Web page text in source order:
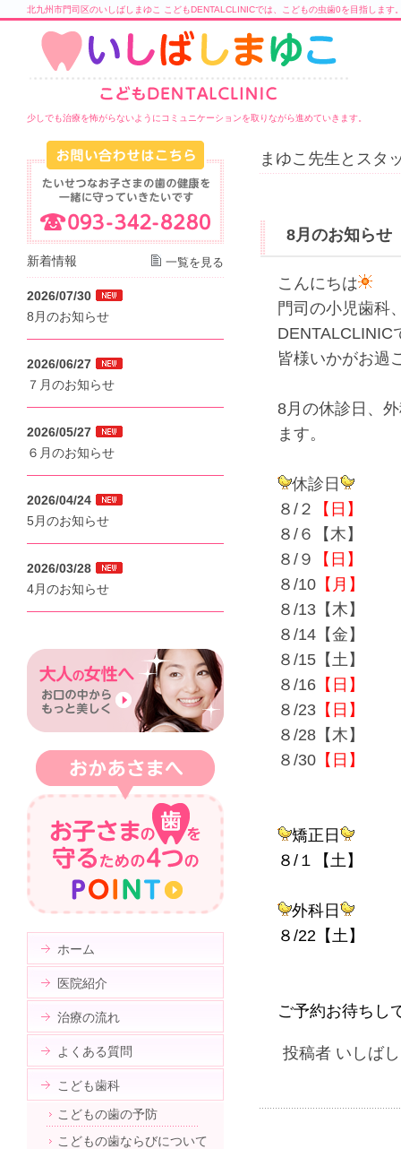
北九州市門司区のいしばしまゆこ こどもDENTALCLINICでは、こどもの虫歯0を目指します
少しでも治療を怖がらないようにコミュニケーションを取りながら進めていきます。
まゆこ先生とスタ
8月のお知らせ
こんにちは
門司の小児歯科
DENTALCLINIC
皆様いかがお過
8月の休診日、
ます。
休診日
８/２
【日】
８/６【木】
８/９
【日】
８/10 【月】
８/13【木】
８/14【金】
８/15【土】
８/16 【日】
８/23 【日】
８/28【木】
８/30 【日】
矯正日
８/１【土】
外科日
８/22【土】
ご予約お待ちし
投稿者 いしば
新着情報 一覧を見る
2026/07/30
8月のお知らせ
2026/06/27
７月のお知らせ
2026/05/27
６月のお知らせ
2026/04/24
5月のお知らせ
2026/03/28
4月のお知らせ
ホーム
医院紹介
治療の流れ
よくある質問
こども歯科
こどもの歯の予防
こどもの歯ならびについて